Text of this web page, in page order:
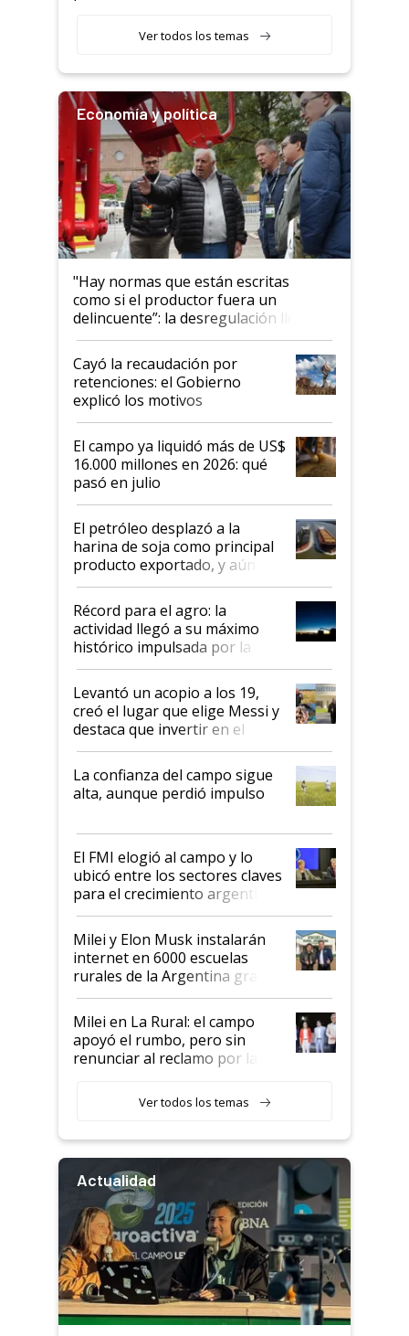
Ver todos los temas
Economía y política
"Hay normas que están escritas
como si el productor fuera un
delincuente”: la desregulación llegó
al Congreso Aapresid y hasta se
habló del financiamiento al IPCVA
Cayó la recaudación por
retenciones: el Gobierno
explicó los motivos
El campo ya liquidó más de US$
16.000 millones en 2026: qué
pasó en julio
El petróleo desplazó a la
harina de soja como principal
producto exportado, y aún así
el agro aportó casi seis de cada
diez dólares y sostuvo el
liderazgo en un semestre
récord
Récord para el agro: la
actividad llegó a su máximo
histórico impulsada por la
cosecha y las exportaciones
Levantó un acopio a los 19,
creó el lugar que elige Messi y
destaca que invertir en el
kirchnerismo era como "darle
plata a un hijo para droga":
Juan Félix Rossetti, el libertario
que de una dura crisis salió
de Milei
La confianza del campo sigue
alta, aunque perdió impulso
El FMI elogió al campo y lo
ubicó entre los sectores claves
para el crecimiento argentino
Milei y Elon Musk instalarán
internet en 6000 escuelas
rurales de la Argentina gracias
a un acuerdo con Starlink
Milei en La Rural: el campo
apoyó el rumbo, pero sin
renunciar al reclamo por las
Ver todos los temas
Actualidad